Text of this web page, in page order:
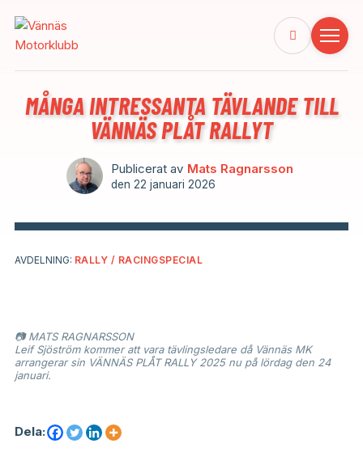
MÅNGA INTRESSANTA TÄVLANDE TILL
VÄNNÄS PLÅT RALLYT
Publicerat av Mats Ragnarsson
den 22 januari 2026
AVDELNING: RALLY / RACINGSPECIAL
📷 MATS RAGNARSSON
Leif Sjöström kommer att vara tävlingsledare då Vännäs MK
arrangerar sin VÄNNÄS PLÅT RALLY 2025 nu på lördag den 24
januari.
Dela: